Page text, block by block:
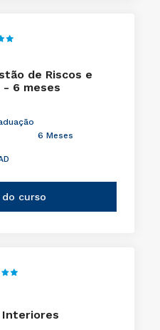
de Riscos e
- 6 meses
6 Meses
do curso
Interiores